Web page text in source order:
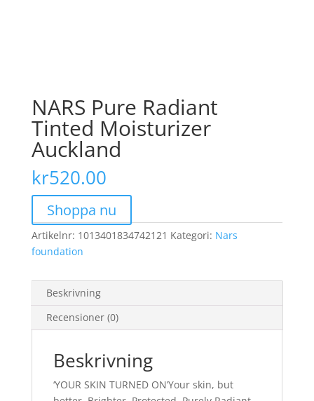
NARS Pure Radiant
Tinted Moisturizer
Auckland
kr520.00
Shoppa nu
Artikelnr: 1013401834742121 Kategori: Nars
foundation
Beskrivning
Recensioner (0)
Beskrivning
‘YOUR SKIN TURNED ON’Your skin, but